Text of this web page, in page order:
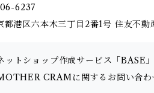
6237
都港区六本木三丁目2番1号 住友不
ットショップ作成サービス「BASE
CRAMに関するお問い合わ